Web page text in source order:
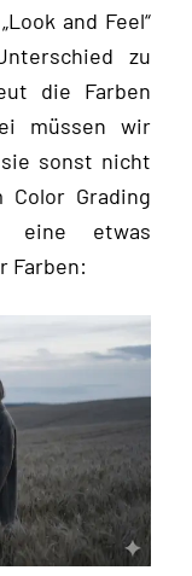
and Feel“
zu
die Farben
müssen wir
sonst nicht
Grading
etwas
Farben: